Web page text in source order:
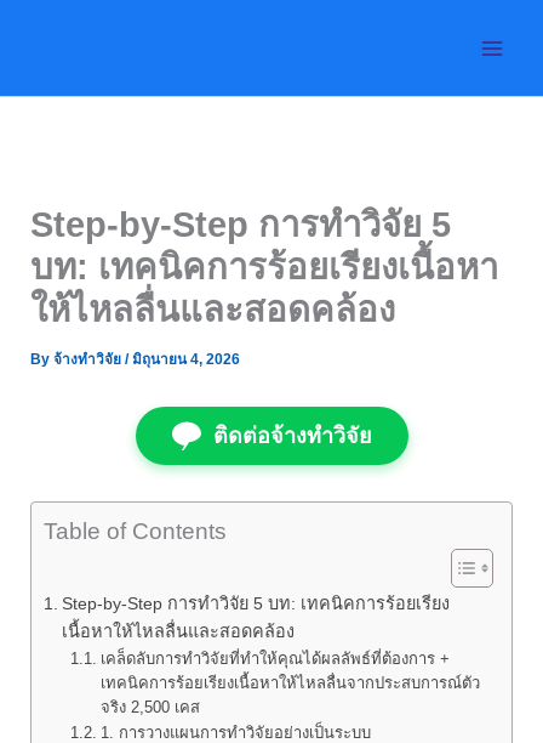
Step-by-Step การทำวิจัย 5
บท: เทคนิคการร้อยเรียงเนื้อหา
ให้ไหลลื่นและสอดคล้อง
By จ้างทำวิจัย /มิถุนายน 4, 2026
ติดต่อจ้างทำวิจัย
Table of Contents
Step-by-Step การทำวิจัย 5 บท: เทคนิคการร้อยเรียง
เนื้อหาให้ไหลลื่นและสอดคล้อง
เคล็ดลับการทำวิจัยที่ทำให้คุณได้ผลลัพธ์ที่ต้องการ +
เทคนิคการร้อยเรียงเนื้อหาให้ไหลลื่นจากประสบการณ์ตัว
จริง 2,500 เคส
1. การวางแผนการทำวิจัยอย่างเป็นระบบ